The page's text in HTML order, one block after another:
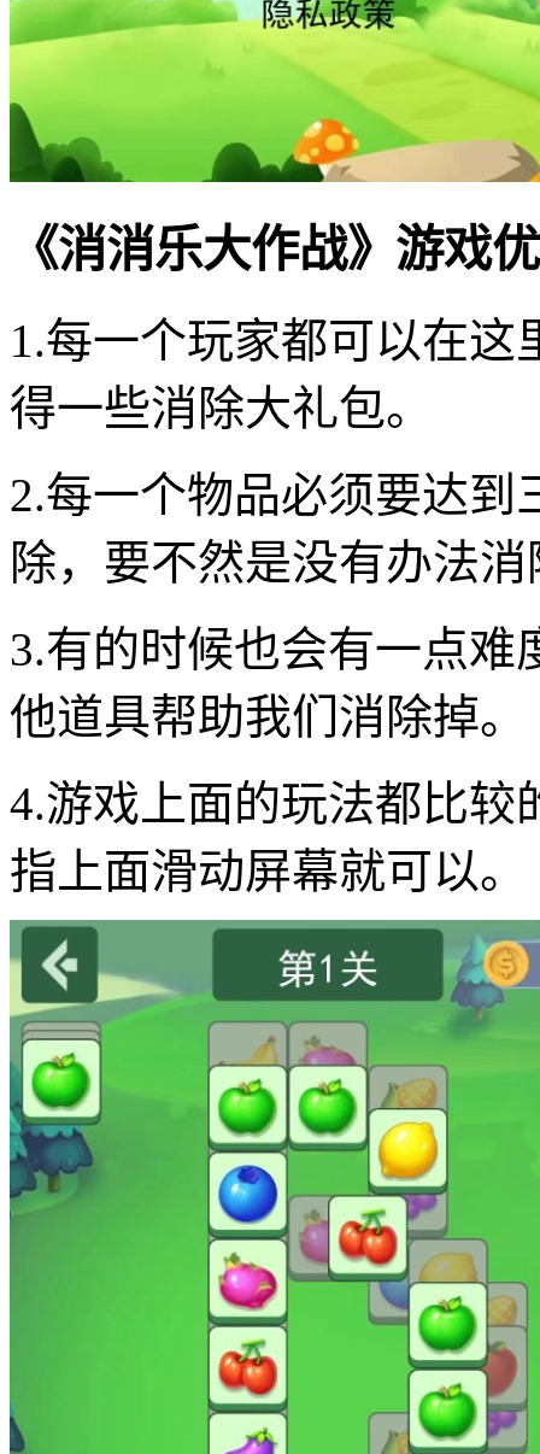
《消消乐大作战》游戏
1.每一个玩家都可以在
得一些消除大礼包。
2.每一个物品必须要达
除，要不然是没有办法
3.有的时候也会有一点
他道具帮助我们消除掉。
4.游戏上面的玩法都比较
指上面滑动屏幕就可以。